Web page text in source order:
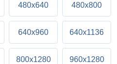
480x640 480x800
640x960 640x1136
800x1280 960x1280